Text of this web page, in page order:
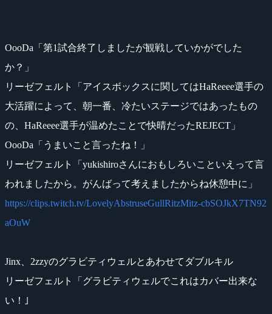
OooDa「第1試合終了しましたが観戦していかがでした
か？」
リーゼフェルト「アイスボックスに関してはHaReeee選手の
大活躍によって、朝一番、冷たいステージではあったもの
の、HaReeee選手が温めたことで快晴だったREJECT」
OooDa「うまいこと言ったね！」
リーゼフェルト「yukishiroさんにおもしろいこといえって言
われましたから。がんばって考えましたからね休憩中に」
https://clips.twitch.tv/LovelyAbstruseGullRitzMitz-cbSOJkX7TN92
aOuW
Jinx、2zzyのグラビティウェルとあわせてダブルキル
リーゼフェルト「グラビティウェルでこれはカバー出来な
い！｣